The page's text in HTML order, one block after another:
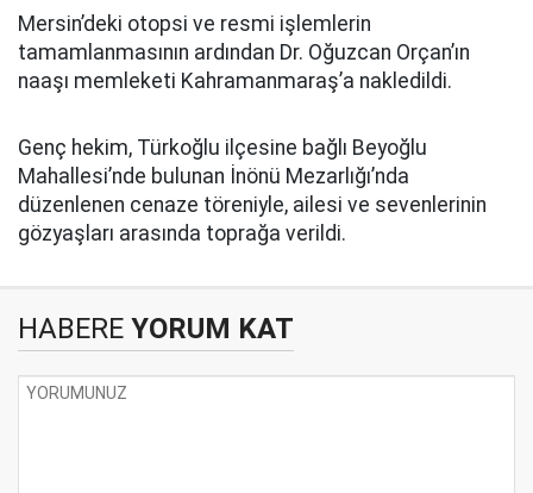
Mersin’deki otopsi ve resmi işlemlerin
tamamlanmasının ardından Dr. Oğuzcan Orçan’ın
naaşı memleketi Kahramanmaraş’a nakledildi.
Genç hekim, Türkoğlu ilçesine bağlı Beyoğlu
Mahallesi’nde bulunan İnönü Mezarlığı’nda
düzenlenen cenaze töreniyle, ailesi ve sevenlerinin
gözyaşları arasında toprağa verildi.
HABERE YORUM KAT